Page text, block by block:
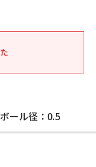
ボール径：0.5